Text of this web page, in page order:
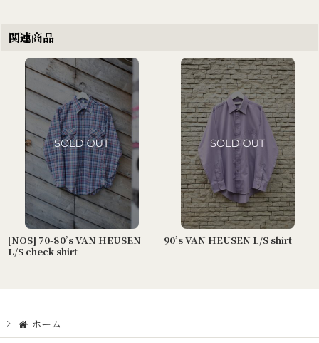
関連商品
[NOS] 70-80’s VAN HEUSEN
L/S check shirt
90’s VAN HEUSEN L/S shirt
ホーム